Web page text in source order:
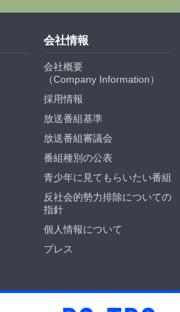
会社情報
会社概要
（Company Information）
採用情報
放送番組基準
放送番組審議会
番組種別の公表
青少年に見てもらいたい番組
反社会的勢力排除についての
指針
個人情報について
プレス